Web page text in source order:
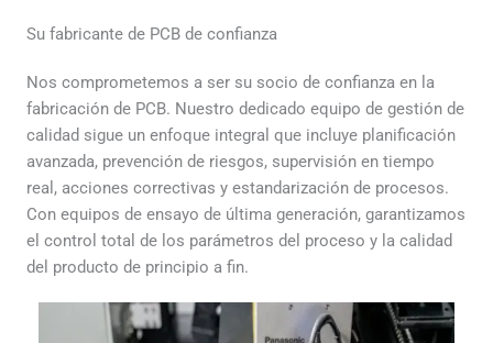
Su fabricante de PCB de confianza
Nos comprometemos a ser su socio de confianza en la
fabricación de PCB. Nuestro dedicado equipo de gestión de
calidad sigue un enfoque integral que incluye planificación
avanzada, prevención de riesgos, supervisión en tiempo
real, acciones correctivas y estandarización de procesos.
Con equipos de ensayo de última generación, garantizamos
el control total de los parámetros del proceso y la calidad
del producto de principio a fin.